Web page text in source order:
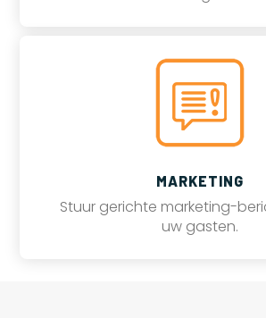
MARKETING
Stuur gerichte marketing-
uw gasten.